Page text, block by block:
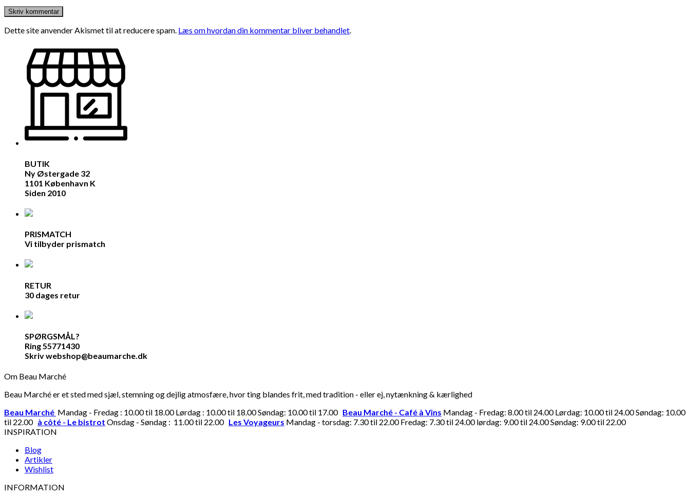
Dette site anvender Akismet til at reducere spam. Læs om hvordan din kommentar bliver behandlet.
BUTIK
Ny Østergade 32
1101 København K
Siden 2010
PRISMATCH
Vi tilbyder prismatch
RETUR
30 dages retur
SPØRGSMÅL?
Ring 55771430
Skriv webshop@beaumarche.dk
Om Beau Marché
Beau Marché er et sted med sjæl, stemning og dejlig atmosfære, hvor ting blandes frit, med tradition - eller ej, nytænkning & kærlighed
Beau Marché Mandag - Fredag : 10.00 til 18.00 Lørdag : 10.00 til 18.00 Søndag: 10.00 til 17.00 Beau Marché - Café à Vins Mandag - Fredag: 8.00 til 24.00 Lørdag: 10.00 til 24.00 Søndag: 10.00
til 22.00 à côté - Le bistrot Onsdag - Søndag : 11.00 til 22.00 Les Voyageurs Mandag - torsdag: 7.30 til 22.00 Fredag: 7.30 til 24.00 lørdag: 9.00 til 24.00 Søndag: 9.00 til 22.00
INSPIRATION
Blog
Artikler
Wishlist
INFORMATION